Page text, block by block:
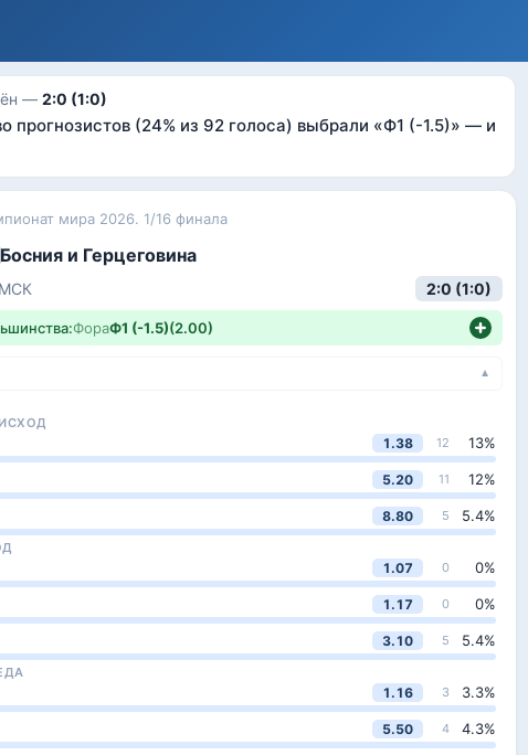
— 2:0 (1:0)
прогнозистов (24% из 92 голоса) выбрали «Ф1 (-1.5)» — и
мира 2026. 1/16 финала
Босния и Герцеговина
МСК 2:0 (1:0)
ФораФ1 (-1.5)(2.00)
▼
1.38 12 13%
5.20 11 12%
8.80 5 5.4%
1.07 0 0%
1.17 0 0%
3.10 5 5.4%
1.16 3 3.3%
5.50 4 4.3%